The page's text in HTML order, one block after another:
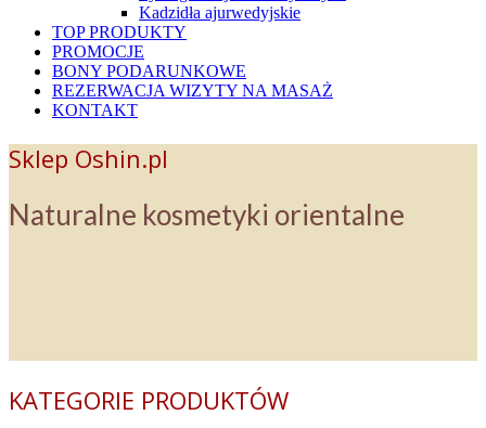
Kadzidła ajurwedyjskie
TOP PRODUKTY
PROMOCJE
BONY PODARUNKOWE
REZERWACJA WIZYTY NA MASAŻ
KONTAKT
Sklep Oshin.pl
Naturalne kosmetyki orientalne
KATEGORIE PRODUKTÓW